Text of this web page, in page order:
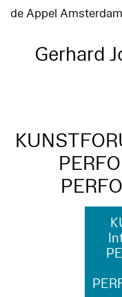
de Appel Amsterdam
Gerhard